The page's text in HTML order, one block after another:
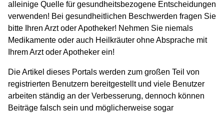
alleinige Quelle für gesundheitsbezogene Entscheidungen
verwenden! Bei gesundheitlichen Beschwerden fragen Sie
bitte Ihren Arzt oder Apotheker! Nehmen Sie niemals
Medikamente oder auch Heilkräuter ohne Absprache mit
Ihrem Arzt oder Apotheker ein!
Die Artikel dieses Portals werden zum großen Teil von
registrierten Benutzern bereitgestellt und viele Benutzer
arbeiten ständig an der Verbesserung, dennoch können
Beiträge falsch sein und möglicherweise sogar